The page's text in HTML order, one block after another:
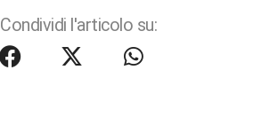
Condividi l'articolo su: